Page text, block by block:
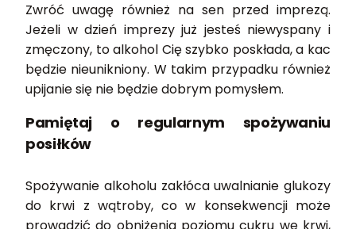
Zwróć uwagę również na sen przed imprezą.
Jeżeli w dzień imprezy już jesteś niewyspany i
zmęczony, to alkohol Cię szybko poskłada, a kac
będzie nieunikniony. W takim przypadku również
upijanie się nie będzie dobrym pomysłem.
Pamiętaj o regularnym spożywaniu
posiłków
Spożywanie alkoholu zakłóca uwalnianie glukozy
do krwi z wątroby, co w konsekwencji może